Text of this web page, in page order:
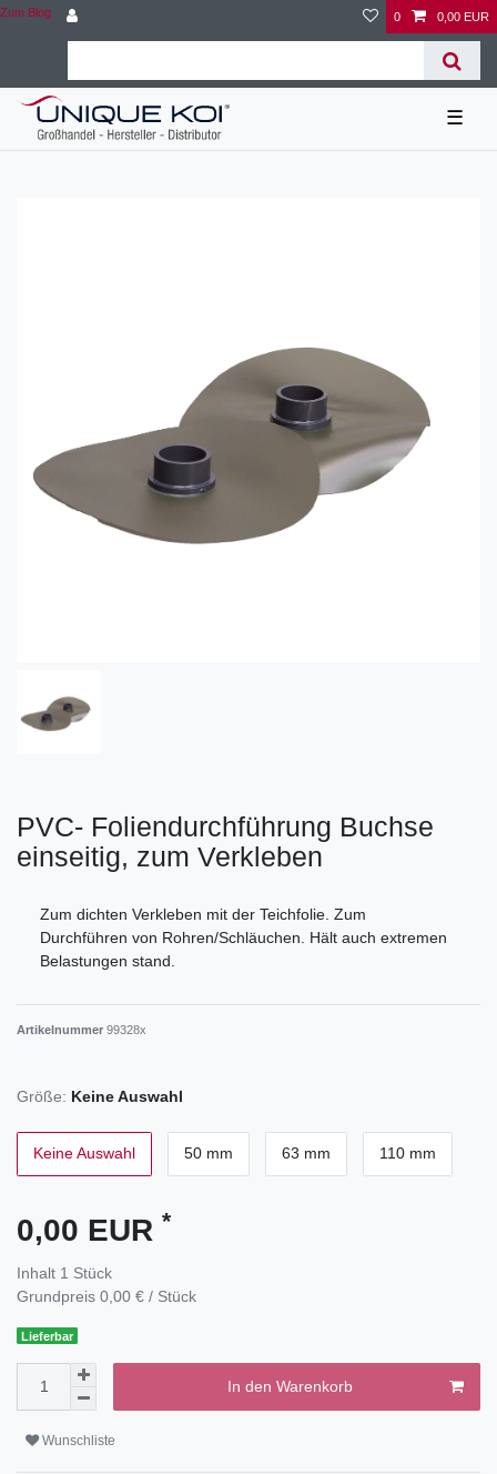
Zum Blog 0 0,00 EUR
☰
PVC- Foliendurchführung Buchse
einseitig, zum Verkleben
Zum dichten Verkleben mit der Teichfolie. Zum
Durchführen von Rohren/Schläuchen. Hält auch extremen
Belastungen stand.
Artikelnummer 99328x
Größe: Keine Auswahl
Keine Auswahl 50 mm 63 mm 110 mm
0,00 EUR *
Inhalt 1 Stück
Grundpreis 0,00 € / Stück
Lieferbar
In den Warenkorb
Wunschliste